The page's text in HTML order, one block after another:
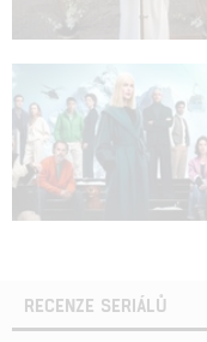
RECENZE SERIÁLŮ